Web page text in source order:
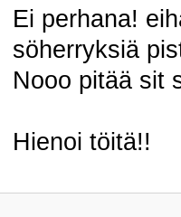
Ei perhana!
söherryksiä
Nooo pitää sit
Hienoi töitä!!